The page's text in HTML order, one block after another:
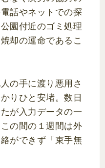
話やネットでの探
園付近のゴミ処理
却の運命であるこ
の手に渡り悪用さ
りひと安堵。数日
が入力データの一
の間の１週間は外
ができず「束手無